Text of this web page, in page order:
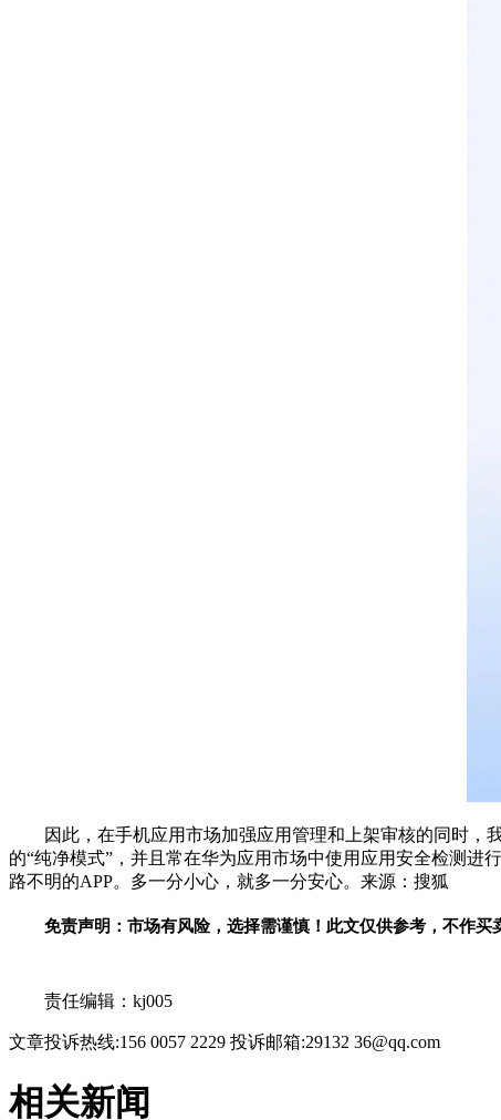
因此，在手机应用市场加强应用管理和上架审核的同时
的“纯净模式”，并且常在华为应用市场中使用应用安全检测
路不明的APP。多一分小心，就多一分安心。来源：搜狐
免责声明：市场有风险，选择需谨慎！此文仅供参考，不作买
责任编辑：kj005
文章投诉热线:156 0057 2229 投诉邮箱:29132 36@qq.com
相关新闻